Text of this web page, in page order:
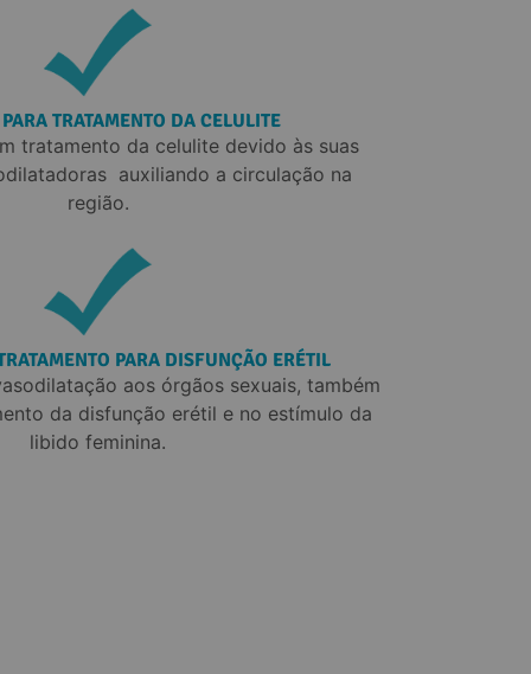
TRATAMENTO DA CELULITE
tratamento da celulite devido às suas
auxiliando a circulação na
região.
PARA DISFUNÇÃO ERÉTIL
aos órgãos sexuais, também
da disfunção erétil e no estímulo da
libido feminina.